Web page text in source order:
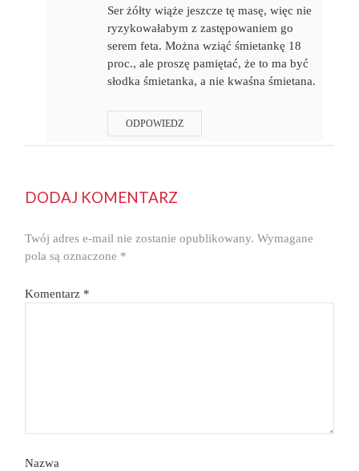
Ser żółty wiąże jeszcze tę masę, więc nie
ryzykowałabym z zastępowaniem go
serem feta. Można wziąć śmietankę 18
proc., ale proszę pamiętać, że to ma być
słodka śmietanka, a nie kwaśna śmietana.
ODPOWIEDZ
DODAJ KOMENTARZ
Twój adres e-mail nie zostanie opublikowany. Wymagane
pola są oznaczone *
Komentarz *
Nazwa